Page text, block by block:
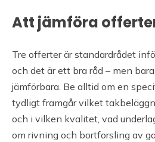
Att jämföra
Tre offerter är standardrådet
och det är ett bra råd – men
jämförbara. Be alltid om en
tydligt framgår vilket
och i vilken kvalitet, vad
om rivning och bortforsling av